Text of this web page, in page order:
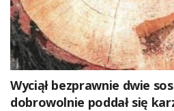
Wyciął bezprawnie dwie
dobrowolnie poddał się